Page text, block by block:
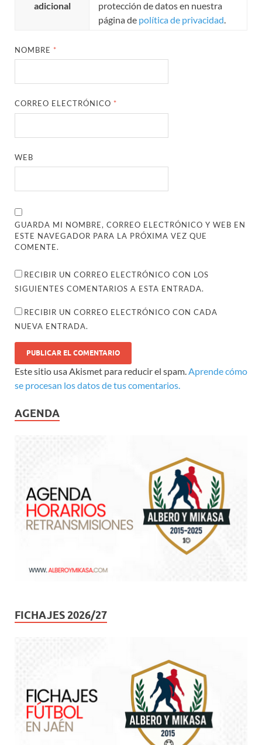
adicional
protección de datos en nuestra
página de política de privacidad.
NOMBRE *
CORREO ELECTRÓNICO *
WEB
GUARDA MI NOMBRE, CORREO ELECTRÓNICO Y WEB EN
ESTE NAVEGADOR PARA LA PRÓXIMA VEZ QUE
COMENTE.
RECIBIR UN CORREO ELECTRÓNICO CON LOS
SIGUIENTES COMENTARIOS A ESTA ENTRADA.
RECIBIR UN CORREO ELECTRÓNICO CON CADA
NUEVA ENTRADA.
Este sitio usa Akismet para reducir el spam.Aprende cómo
se procesan los datos de tus comentarios.
AGENDA
FICHAJES 2026/27